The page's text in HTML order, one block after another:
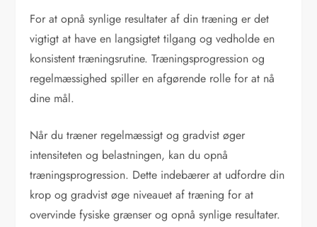
For at opnå synlige resultater af din træning er det
vigtigt at have en langsigtet tilgang og vedholde en
konsistent træningsrutine. Træningsprogression og
regelmæssighed spiller en afgørende rolle for at nå
dine mål.
Når du træner regelmæssigt og gradvist øger
intensiteten og belastningen, kan du opnå
træningsprogression. Dette indebærer at udfordre din
krop og gradvist øge niveauet af træning for at
overvinde fysiske grænser og opnå synlige resultater.